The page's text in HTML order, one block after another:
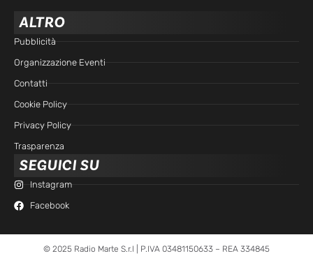
ALTRO
Pubblicità
Organizzazione Eventi
Contatti
Cookie Policy
Privacy Policy
Trasparenza
SEGUICI SU
Instagram
Facebook
© 2025 Radio Marte S.r.l | P.IVA 03481150633 – REA 334845